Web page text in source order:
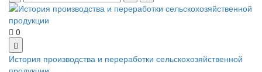
0
История производства и переработки сельскохозяйственной